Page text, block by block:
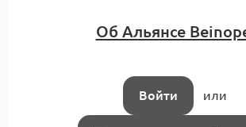
Об Альянсе
Войти или